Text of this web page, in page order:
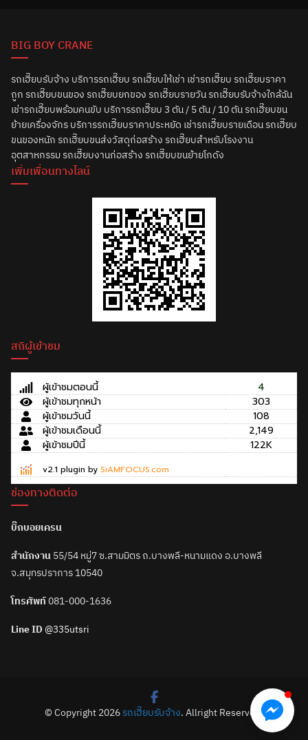
BIG BOY CRANE
รถเฮี๊ยบรับจ้าง บริการรถเฮี๊ยบ รถเฮี๊ยบให้เช่า เช่ารถเฮี๊ยบ รถเฮี๊ยบราคา
ถูก รถเฮี๊ยบขนของ รถเฮี๊ยบยกของ รถเฮี๊ยบรายวัน รถเฮี๊ยบรับจ้างใกล้ฉัน
เช่ารถเฮี๊ยบพร้อมคนขับ บริการรถเฮี๊ยบ 3 ตัน / 5 ตัน / 10 ตัน รถเฮี๊ยบขน
ย้ายเครื่องจักร บริการรถเฮี๊ยบราคาประหยัด เช่ารถเฮี๊ยบรายเดือน รถเฮี๊ยบ
ขนของหนัก รถเฮี๊ยบขนส่งวัสดุก่อสร้าง รถเฮี๊ยบสำหรับโรงงาน
อุตสาหกรรม รถเฮี๊ยบงานก่อสร้าง รถเฮี๊ยบขนย้ายโกดัง
เพิ่มเพื่อนทางไลน์
สถิผู้เข้าชม
ผู้เข้าชมตอนนี้
4
ผู้เข้าชมทุกหน้า
303
ผู้เข้าชมวันนี้
108
ผู้เข้าชมเดือนนี้
2,149
ผู้เข้าชมปีนี้
122K
v2.1 plugin by SiAMFOCUS.com
ช่องทางติดต่อ
บิ๊กบอยเครน
สำนักงาน 55/54 หมู่7 ซ.สามมิตร ถ.บางพลี-หนามแดง อ.บางพลี
จ.สมุทรปราการ 10540
โทรศัพท์081-000-1636
Line ID @335utsri
© Copyright 2026 รถเฮี๊ยบรับจ้าง. Allright Reserved.